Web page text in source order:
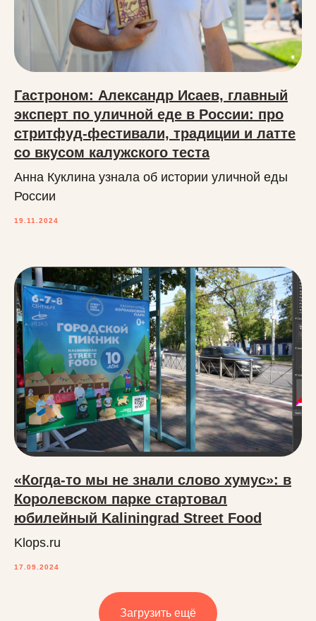
Гастроном: Александр Исаев, главный
эксперт по уличной еде в России: про
стритфуд-фестивали, традиции и латте
со вкусом калужского теста
Анна Куклина узнала об истории уличной еды
России
19.11.2024
«Когда-то мы не знали слово хумус»: в
Королевском парке стартовал
юбилейный Kaliningrad Street Food
Klops.ru
17.09.2024
Загрузить ещё